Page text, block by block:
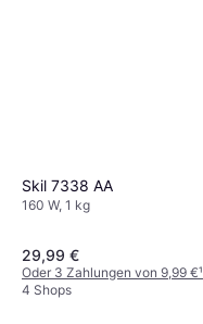
Skil 7338 AA
160 W, 1 kg
29,99 €
Oder 3 Zahlungen von 9,99 €¹
4 Shops